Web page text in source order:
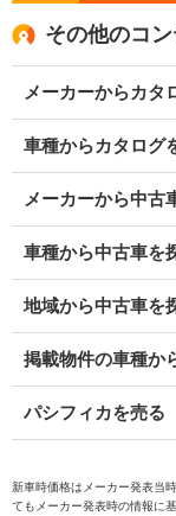
その他のコ
メーカーからカタ
車種からカタログ
メーカーから中古
車種から中古車を
地域から中古車を
掲載物件の車種か
パシフィカを売る
新車時価格はメーカー発表当
てもメーカー発表時の情報に基